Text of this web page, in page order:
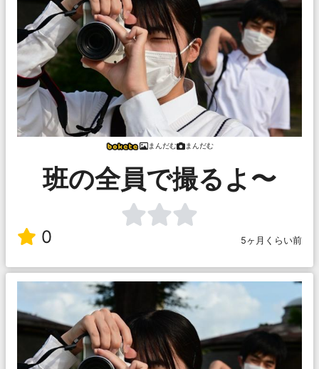
まんだむ まんだむ
班の全員で撮るよ〜
0 5ヶ月くらい前